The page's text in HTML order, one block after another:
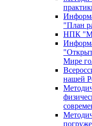
"План
НПК
Мире
нашей